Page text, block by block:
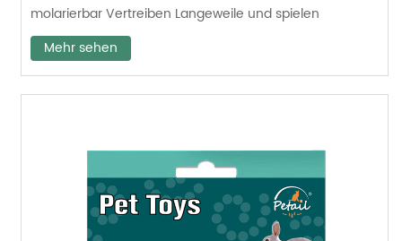
molarierbar Vertreiben Langeweile und spielen
Mehr sehen